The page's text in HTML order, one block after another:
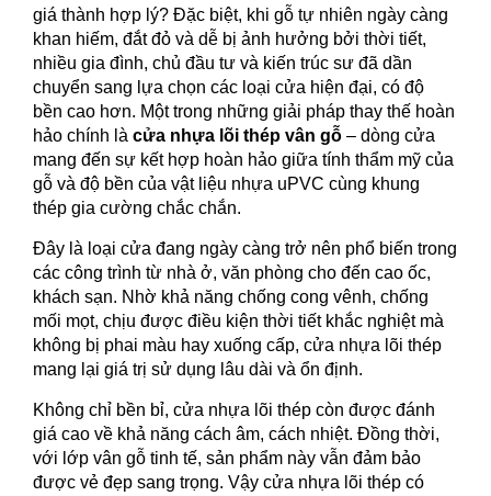
giá thành hợp lý? Đặc biệt, khi gỗ tự nhiên ngày càng
khan hiếm, đắt đỏ và dễ bị ảnh hưởng bởi thời tiết,
nhiều gia đình, chủ đầu tư và kiến trúc sư đã dần
chuyển sang lựa chọn các loại cửa hiện đại, có độ
bền cao hơn. Một trong những giải pháp thay thế hoàn
hảo chính là cửa nhựa lõi thép vân gỗ – dòng cửa
mang đến sự kết hợp hoàn hảo giữa tính thẩm mỹ của
gỗ và độ bền của vật liệu nhựa uPVC cùng khung
thép gia cường chắc chắn.
Đây là loại cửa đang ngày càng trở nên phổ biến trong
các công trình từ nhà ở, văn phòng cho đến cao ốc,
khách sạn. Nhờ khả năng chống cong vênh, chống
mối mọt, chịu được điều kiện thời tiết khắc nghiệt mà
không bị phai màu hay xuống cấp, cửa nhựa lõi thép
mang lại giá trị sử dụng lâu dài và ổn định.
Không chỉ bền bỉ, cửa nhựa lõi thép còn được đánh
giá cao về khả năng cách âm, cách nhiệt. Đồng thời,
với lớp vân gỗ tinh tế, sản phẩm này vẫn đảm bảo
được vẻ đẹp sang trọng. Vậy cửa nhựa lõi thép có